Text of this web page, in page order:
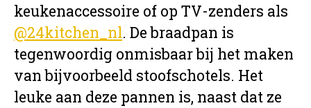
keukenaccessoire of op TV-zenders als
@24kitchen_nl. De braadpan is
tegenwoordig onmisbaar bij het maken
van bijvoorbeeld stoofschotels. Het
leuke aan deze pannen is, naast dat ze